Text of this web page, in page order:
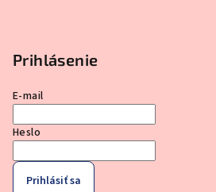
Prihlásenie
E-mail
Heslo
Prihlásiť sa